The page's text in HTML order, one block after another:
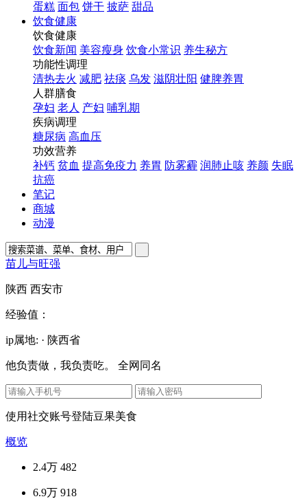
蛋糕 面包 饼干 披萨 甜品
饮食健康
饮食健康
饮食新闻 美容瘦身 饮食小常识 养生秘方
功能性调理
清热去火 减肥 祛痰 乌发 滋阴壮阳 健脾养胃
人群膳食
孕妇 老人 产妇 哺乳期
疾病调理
糖尿病 高血压
功效营养
补钙 贫血 提高免疫力 养胃 防雾霾 润肺止咳 养颜 失眠
抗癌
笔记
商城
动漫
苗儿与旺强
陕西 西安市
经验值：
ip属地: · 陕西省
他负责做，我负责吃。 全网同名
使用社交账号登陆豆果美食
概览
2.4万 482
6.9万 918